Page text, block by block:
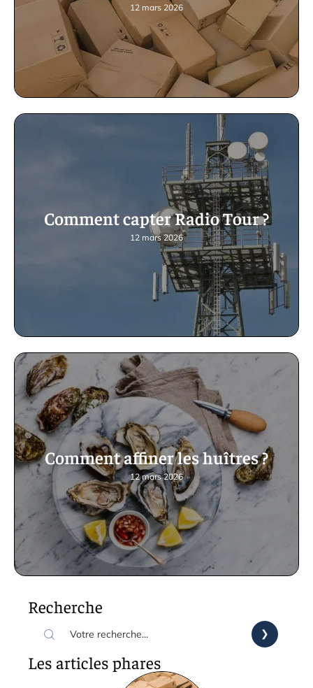
12 mars 2026
Comment capter Radio Tour ?
12 mars 2026
Comment affiner les huîtres ?
12 mars 2026
Recherche
Les articles phares